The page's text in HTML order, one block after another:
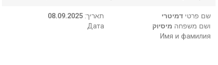
08.09.2025 :תאריך
Дата
שם פרטי דמיטרי
ושם משפחה מיסיוק
Имя и фамилия